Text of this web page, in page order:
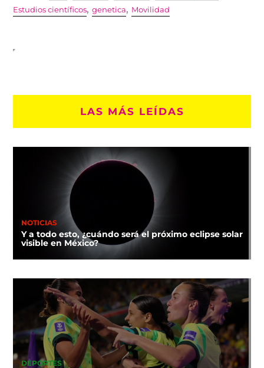
Estudios científicos,genetica, Movilidad
LAS MÁS LEÍDAS
NOTICIAS
Y a todo esto, ¿cuándo será el próximo eclipse solar
visible en México?
DEPORTES